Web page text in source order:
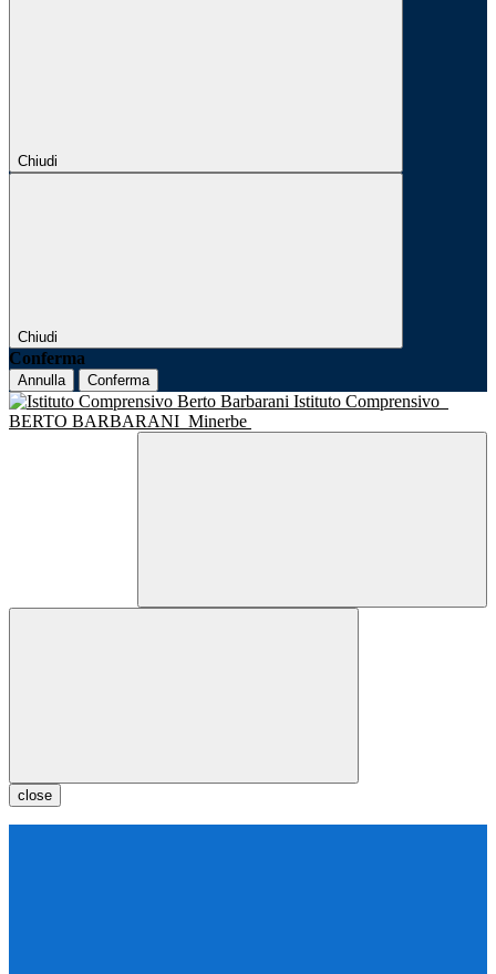
Chiudi
Chiudi
Conferma
Annulla Conferma
Istituto Comprensivo
BERTO BARBARANI Minerbe
close